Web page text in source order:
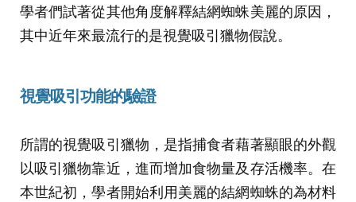
學者們試著從其他角度解釋結網蜘蛛美麗的原因，
其中近年來最流行的是視覺吸引獵物假說。
視覺吸引功能的驗證
所謂的視覺吸引獵物，是指捕食者藉著顯眼的外觀
以吸引獵物靠近，進而增加食物量及存活機率。在
本世紀初，學者開始利用美麗的結網蜘蛛的為材料